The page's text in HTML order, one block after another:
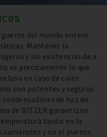
del mundo entero
Mantener la
y las existencias de a
es precisamente lo que
en caso de calor
con potentes y seguros
de haz de
de BITZER garantizan
tanto en la
y en el puente.